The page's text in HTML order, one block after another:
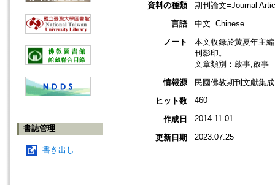
書誌管理
書き出し
資料の種類
期刊論文=Journal
言語
中文=Chinese
ノート
本文收錄於黃夏年主
刊影印。
文章類別：啟事,啟事
情報源
民國佛教期刊文獻集
ヒット数
460
作成日 2014.11.01
更新日期 2023.07.25